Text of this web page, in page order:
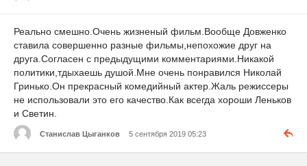
Реально смешно.Очень жизненый фильм.Вообще Довженко
ставила совершенно разные фильмы,непохожие друг на
друга.Согласен с предыдущими комментариями.Никакой
политики,тдыхаешь душой.Мне очень понравился Николай
Гринько.Он прекрасный комедийный актер.Жаль режиссеры
не использовали это его качество.Как всегда хороши Леньков
и Светин.
Станислав Цыганков 5 сентября 2019 05:23